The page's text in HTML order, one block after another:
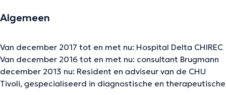
Algemeen
Van december 2017 tot en met nu: Hospital Delta CHIREC
Van december 2016 tot en met nu: consultant Brugmann
december 2013 nu: Resident en adviseur van de CHU
Tivoli, gespecialiseerd in diagnostische en therapeutische